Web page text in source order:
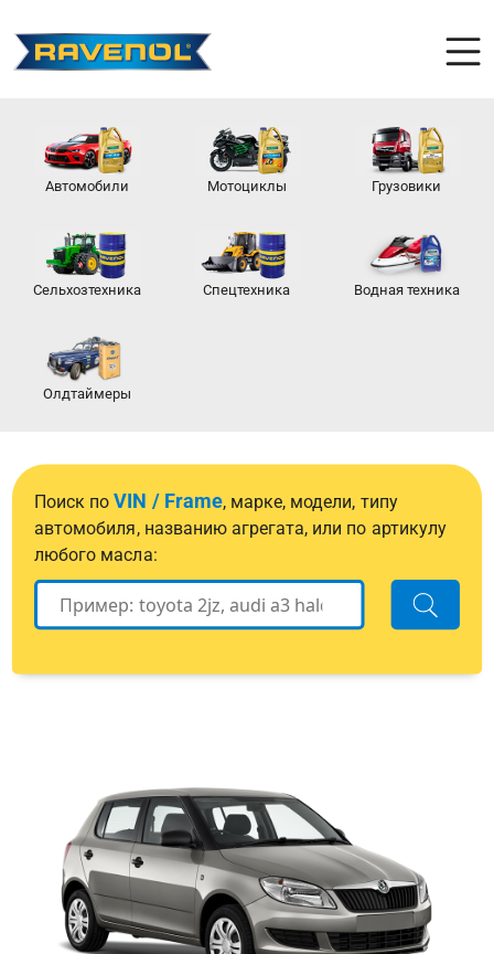
Автомобили Мотоциклы Грузовики
Сельхозтехника Спецтехника Водная техника
Олдтаймеры
Поиск поVIN / Frame, марке, модели, типу
автомобиля, названию агрегата, или по артикулу
любого масла: